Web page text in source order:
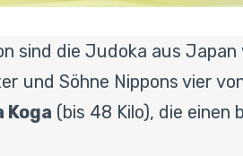
sind die Judoka aus Japan
und Söhne Nippons vier
Koga (bis 48 Kilo), die einen